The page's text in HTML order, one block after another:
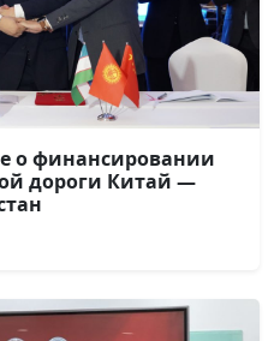
о финансировании
дороги Китай —